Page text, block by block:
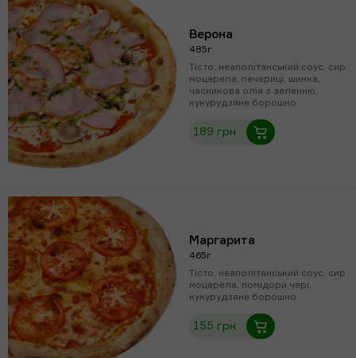
Верона
485г
Тісто, неаполітанський соус, сир
моцарела, печериці, шинка,
часникова олія з зеленню,
кукурудзяне борошно
189 грн
Маргарита
465г
Тісто, неаполітанський соус, сир
моцарела, помідори чері,
кукурудзяне борошно
155 грн